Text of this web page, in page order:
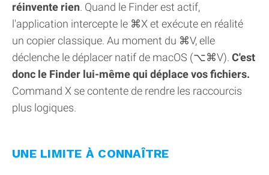
réinvente rien. Quand le Finder est actif,
l'application intercepte le ⌘X et exécute en réalité
un copier classique. Au moment du ⌘V, elle
déclenche le déplacer natif de macOS (⌥⌘V). C'est
donc le Finder lui-même qui déplace vos fichiers.
Command X se contente de rendre les raccourcis
plus logiques.
UNE LIMITE À CONNAÎTRE